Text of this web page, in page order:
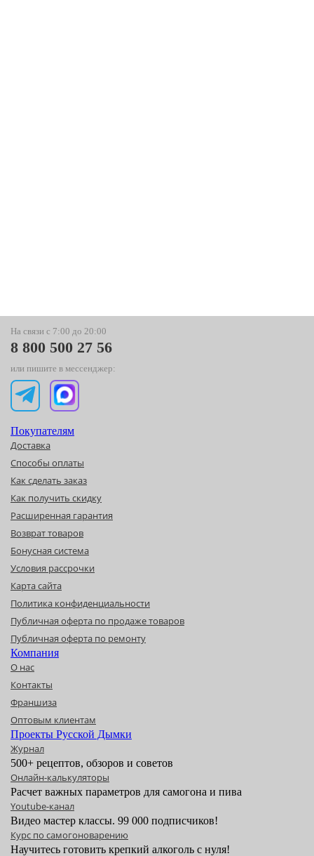
На связи с 7:00 до 20:00
8 800 500 27 56
или пишите в мессенджер:
Покупателям
Доставка
Способы оплаты
Как сделать заказ
Как получить скидку
Расширенная гарантия
Возврат товаров
Бонусная система
Условия рассрочки
Карта сайта
Политика конфиденциальности
Публичная оферта по продаже товаров
Публичная оферта по ремонту
Компания
О нас
Контакты
Франшиза
Оптовым клиентам
Проекты Русской Дымки
Журнал
500+ рецептов, обзоров и советов
Онлайн-калькуляторы
Расчет важных параметров для самогона и пива
Youtube-канал
Видео мастер классы. 99 000 подписчиков!
Курс по самогоноварению
Научитесь готовить крепкий алкоголь с нуля!